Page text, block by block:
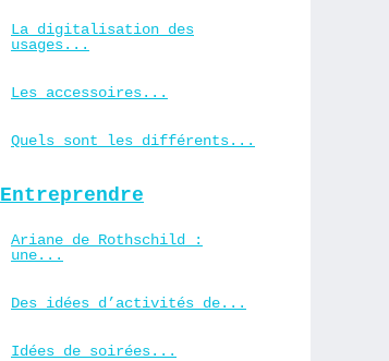
La digitalisation des
usages...
Les accessoires...
Quels sont les différents...
Entreprendre
Ariane de Rothschild :
une...
Des idées d’activités de...
Idées de soirées...